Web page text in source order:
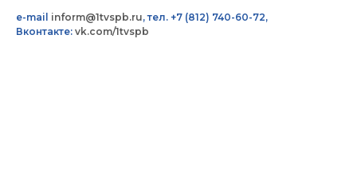
e-mail inform@1tvspb.ru, тел. +7 (812) 740-60-72,
Вконтакте: vk.com/1tvspb